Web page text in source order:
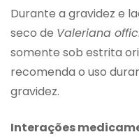
Durante a gravidez e
seco de Valeriana
somente sob estrita
recomenda o uso
gravidez.
Interações